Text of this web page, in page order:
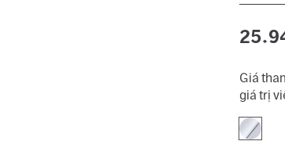
Giá
giá trị